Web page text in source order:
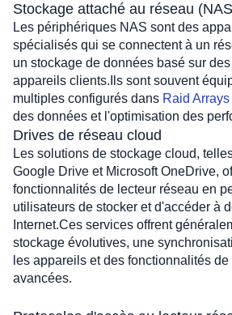
Stockage attaché au réseau
Les périphériques NAS sont des
spécialisés qui se connectent à un
un stockage de données basé sur
appareils clients.Ils sont souvent
multiples configurés dans Raid Arrays
des données et l'optimisation des
Drives de réseau cloud
Les solutions de stockage cloud,
Google Drive et Microsoft OneDrive,
fonctionnalités de lecteur réseau en
utilisateurs de stocker et d'accéder à
Internet.Ces services offrent
stockage évolutives, une
les appareils et des fonctionnalités
avancées.